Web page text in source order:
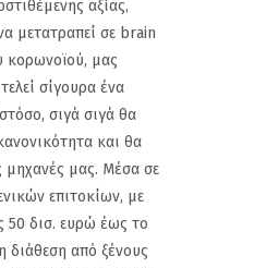
αξίας,
μετατραπεί σε brain
κορωνοϊού, μας
σίγουρα ένα
σιγά σιγά θα
και θα
μηχανές μας. Μέσα σε
επιτοκίων, με
50 δισ. ευρώ έως το
διάθεση από ξένους